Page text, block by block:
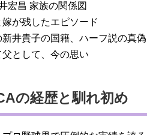
宏昌 家族の関係図
嫁が残したエピソード
新井貴子の国籍、ハーフ説の真偽
として、今の思い
の経歴と馴れ初め